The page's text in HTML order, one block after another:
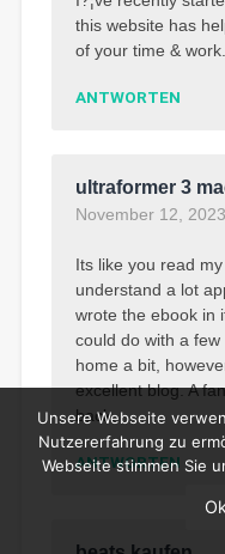
this website has
of your time & work.
ANTWORTEN
ultraformer 3
November 12,
Its like you read
understand a lot
wrote the ebook in
could do with a
home a bit,
excellent blog. A
back.
ANTWORTEN
Unsere Webseite
Nutzererfahrung zu
Webseite stimmen Sie
Ok